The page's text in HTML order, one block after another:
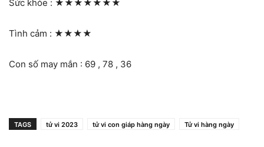
Sức khỏe : ★★★★★★★
Tình cảm : ★★★★
Con số may mắn : 69 , 78 , 36
TAGS tử vi 2023 tử vi con giáp hàng ngày Tử vi hàng ngày